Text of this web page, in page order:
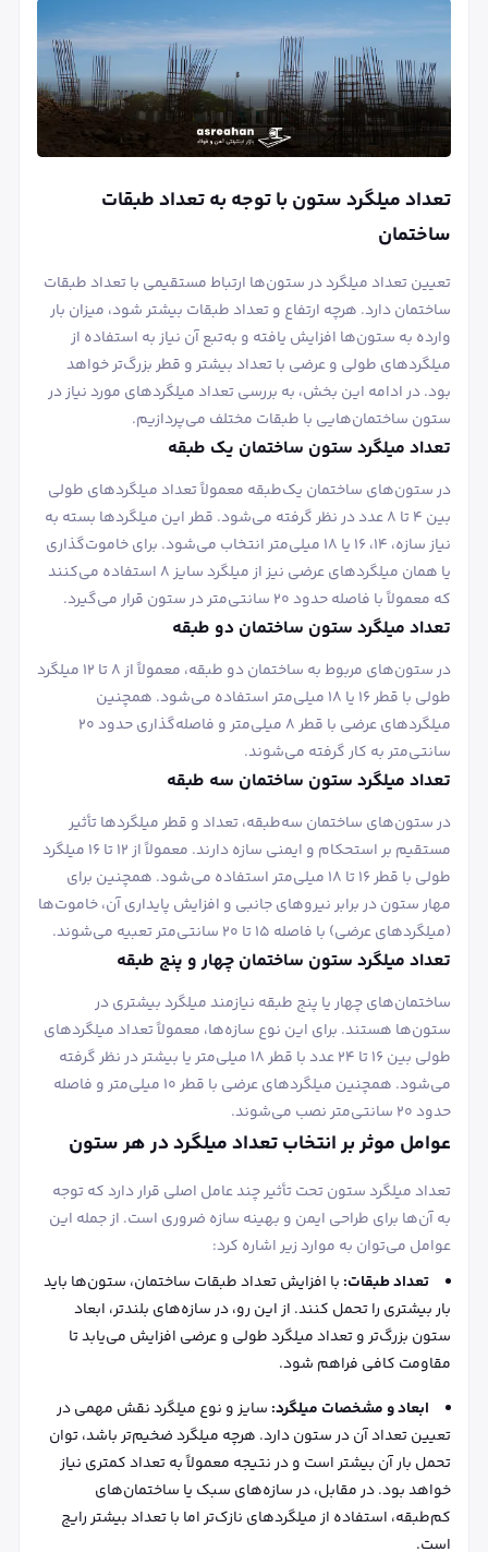
تعداد میلگرد ستون با توجه به تعداد طبقات
ساختمان
تعیین تعداد میلگرد در ستون‌ها ارتباط مستقیمی با تعداد طبقات
ساختمان دارد. هرچه ارتفاع و تعداد طبقات بیشتر شود، میزان بار
وارده به ستون‌ها افزایش یافته و به‌تبع آن نیاز به استفاده از
میلگردهای طولی و عرضی با تعداد بیشتر و قطر بزرگ‌تر خواهد
بود. در ادامه این بخش، به بررسی تعداد میلگردهای مورد نیاز در
ستون ساختمان‌هایی با طبقات مختلف می‌پردازیم.
تعداد میلگرد ستون ساختمان یک طبقه
در ستون‌های ساختمان یک‌طبقه معمولاً تعداد میلگردهای طولی
بین ۴ تا ۸ عدد در نظر گرفته می‌شود. قطر این میلگردها بسته به
نیاز سازه، ۱۴، ۱۶ یا ۱۸ میلی‌متر انتخاب می‌شود. برای خاموت‌گذاری
یا همان میلگردهای عرضی نیز از میلگرد سایز ۸ استفاده می‌کنند
که معمولاً با فاصله حدود ۲۰ سانتی‌متر در ستون قرار می‌گیرد.
تعداد میلگرد ستون ساختمان دو طبقه
در ستون‌های مربوط به ساختمان دو طبقه، معمولاً از ۸ تا ۱۲ میلگرد
طولی با قطر ۱۶ یا ۱۸ میلی‌متر استفاده می‌شود. همچنین
میلگردهای عرضی با قطر ۸ میلی‌متر و فاصله‌گذاری حدود ۲۰
سانتی‌متر به کار گرفته می‌شوند.
تعداد میلگرد ستون ساختمان سه‌ طبقه
در ستون‌های ساختمان سه‌طبقه، تعداد و قطر میلگردها تأثیر
مستقیم بر استحکام و ایمنی سازه دارند. معمولاً از ۱۲ تا ۱۶ میلگرد
طولی با قطر ۱۶ تا ۱۸ میلی‌متر استفاده می‌شود. همچنین برای
مهار ستون در برابر نیروهای جانبی و افزایش پایداری آن، خاموت‌ها
(میلگردهای عرضی) با فاصله ۱۵ تا ۲۰ سانتی‌متر تعبیه می‌شوند.
تعداد میلگرد ستون ساختمان چهار و پنج طبقه
ساختمان‌های چهار یا پنج طبقه نیازمند میلگرد بیشتری در
ستون‌ها هستند. برای این نوع سازه‌ها، معمولاً تعداد میلگردهای
طولی بین ۱۶ تا ۲۴ عدد با قطر ۱۸ میلی‌متر یا بیشتر در نظر گرفته
می‌شود. همچنین میلگردهای عرضی با قطر ۱۰ میلی‌متر و فاصله
حدود ۲۰ سانتی‌متر نصب می‌شوند.
عوامل موثر بر انتخاب تعداد میلگرد در هر ستون
تعداد میلگرد ستون تحت تأثیر چند عامل اصلی قرار دارد که توجه
به آن‌ها برای طراحی ایمن و بهینه سازه ضروری است. از جمله این
عوامل می‌توان به موارد زیر اشاره کرد:
تعداد طبقات: با افزایش تعداد طبقات ساختمان، ستون‌ها باید
بار بیشتری را تحمل کنند. از این رو، در سازه‌های بلندتر، ابعاد
ستون بزرگ‌تر و تعداد میلگرد طولی و عرضی افزایش می‌یابد تا
مقاومت کافی فراهم شود.
ابعاد و مشخصات میلگرد: سایز و نوع میلگرد نقش مهمی در
تعیین تعداد آن در ستون دارد. هرچه میلگرد ضخیم‌تر باشد، توان
تحمل بار آن بیشتر است و در نتیجه معمولاً به تعداد کمتری نیاز
خواهد بود. در مقابل، در سازه‌های سبک یا ساختمان‌های
کم‌طبقه، استفاده از میلگردهای نازک‌تر اما با تعداد بیشتر رایج
است.